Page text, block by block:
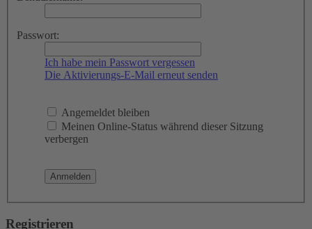
Passwort:
Ich habe mein Passwort vergessen
Die Aktivierungs-E-Mail erneut senden
Angemeldet bleiben
Meinen Online-Status während dieser Sitzung
verbergen
Registrieren